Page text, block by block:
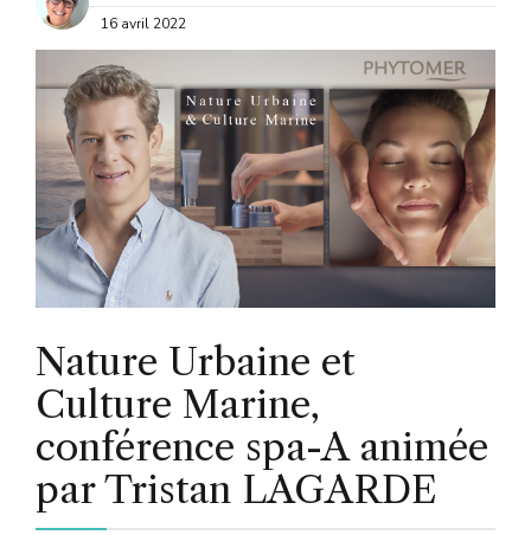
16 avril 2022
Nature Urbaine et
Culture Marine,
conférence spa-A animée
par Tristan LAGARDE